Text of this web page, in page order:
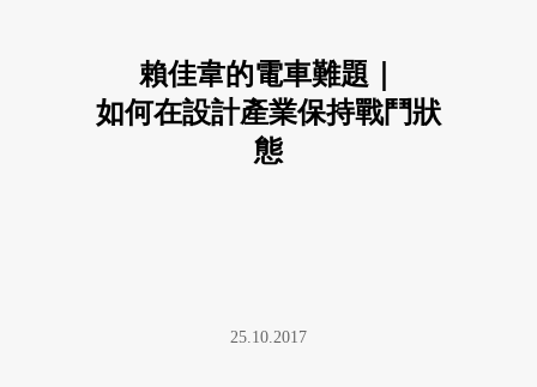
賴佳韋的電車難題｜
如何在設計產業保持戰鬥狀
態
25.10.2017